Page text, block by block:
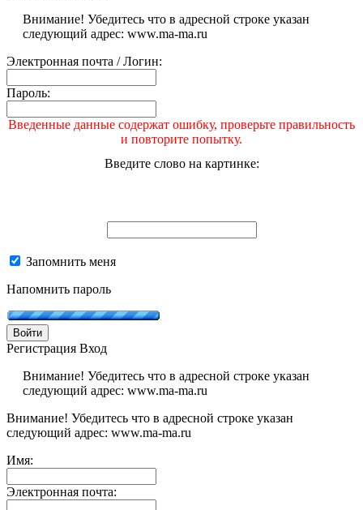
Внимание! Убедитесь что в адресной строке указан
следующий адрес: www.ma-ma.ru
Электронная почта / Логин:
Пароль:
Введенные данные содержат ошибку, проверьте правильность
и повторите попытку.
Введите слово на картинке:
Запомнить меня
Напомнить пароль
Войти
Регистрация Вход
Внимание! Убедитесь что в адресной строке указан
следующий адрес: www.ma-ma.ru
Внимание! Убедитесь что в адресной строке указан
следующий адрес: www.ma-ma.ru
Имя:
Электронная почта: